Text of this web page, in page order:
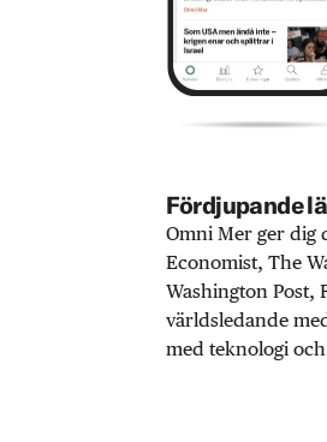
Fördjupande
Omni Mer ger dig
Economist, The
Washington Post,
världsledande
med teknologi